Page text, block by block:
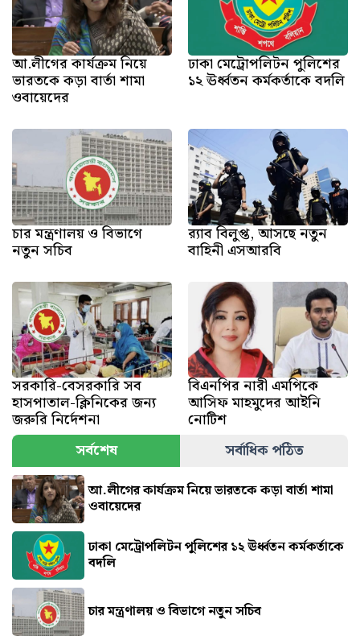
আ.লীগের কার্যক্রম নিয়ে
ভারতকে কড়া বার্তা শামা
ওবায়েদের
ঢাকা মেট্রোপলিটন পুলিশের
১২ ঊর্ধ্বতন কর্মকর্তাকে বদলি
চার মন্ত্রণালয় ও বিভাগে
নতুন সচিব
র‍্যাব বিলুপ্ত, আসছে নতুন
বাহিনী এসআরবি
সরকারি-বেসরকারি সব
হাসপাতাল-ক্লিনিকের জন্য
জরুরি নির্দেশনা
বিএনপির নারী এমপিকে
আসিফ মাহমুদের আইনি
নোটিশ
সর্বশেষ
সর্বাধিক পঠিত
আ.লীগের কার্যক্রম নিয়ে ভারতকে কড়া বার্তা শামা
ওবায়েদের
ঢাকা মেট্রোপলিটন পুলিশের ১২ ঊর্ধ্বতন কর্মকর্তাকে
বদলি
চার মন্ত্রণালয় ও বিভাগে নতুন সচিব